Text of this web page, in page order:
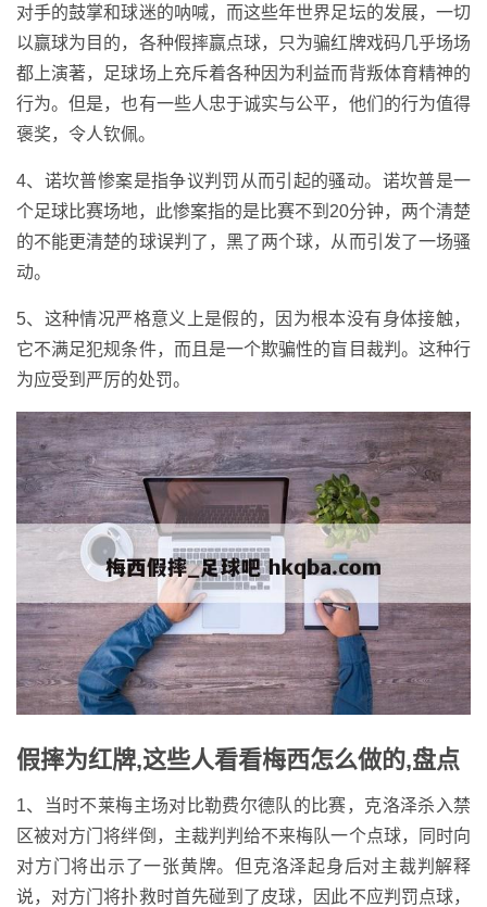
对手的鼓掌和球迷的呐喊，而这些年世界足坛的发展，一切
以赢球为目的，各种假摔赢点球，只为骗红牌戏码几乎场场
都上演著，足球场上充斥着各种因为利益而背叛体育精神的
行为。但是，也有一些人忠于诚实与公平，他们的行为值得
褒奖，令人钦佩。
4、诺坎普惨案是指争议判罚从而引起的骚动。诺坎普是一
个足球比赛场地，此惨案指的是比赛不到20分钟，两个清楚
的不能更清楚的球误判了，黑了两个球，从而引发了一场骚
动。
5、这种情况严格意义上是假的，因为根本没有身体接触，
它不满足犯规条件，而且是一个欺骗性的盲目裁判。这种行
为应受到严厉的处罚。
假摔为红牌,这些人看看梅西怎么做的,盘点
1、当时不莱梅主场对比勒费尔德队的比赛，克洛泽杀入禁
区被对方门将绊倒，主裁判判给不来梅队一个点球，同时向
对方门将出示了一张黄牌。但克洛泽起身后对主裁判解释
说，对方门将扑救时首先碰到了皮球，因此不应判罚点球，